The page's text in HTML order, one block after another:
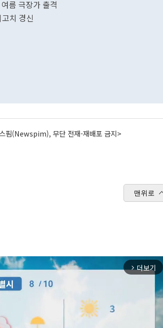
름 극장가 출격
치 경신
핌(Newspim), 무단 전재-재배포 금지>
맨위로
arrow_forward_ios 더보기